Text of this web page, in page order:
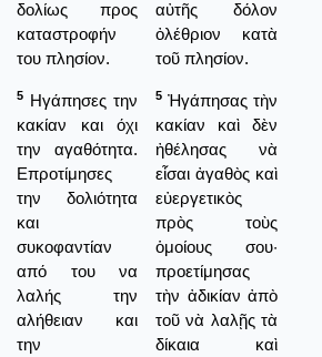
δολίως προς
καταστροφήν
του πλησίον.
αὐτῆς δόλον
ὀλέθριον κατὰ
τοῦ πλησίον.
5 Ηγάπησες την
κακίαν και όχι
την αγαθότητα.
Επροτίμησες
την δολιότητα
και
συκοφαντίαν
από του να
λαλής την
αλήθειαν και
την
5 Ἠγάπησας τὴν
κακίαν καὶ δὲν
ἠθέλησας νὰ
εἶσαι ἀγαθὸς καὶ
εὐεργετικὸς
πρὸς τοὺς
ὁμοίους σου·
προετίμησας
τὴν ἀδικίαν ἀπὸ
τοῦ νὰ λαλῇς τὰ
δίκαια καὶ